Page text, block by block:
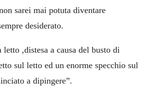
sarei mai potuta diventare
desiderato.
letto ,distesa a causa del busto di
sul letto ed un enorme specchio sul
a dipingere”.